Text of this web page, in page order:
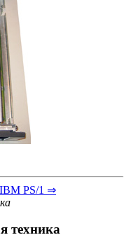
IBM PS/1 ⇒
техника